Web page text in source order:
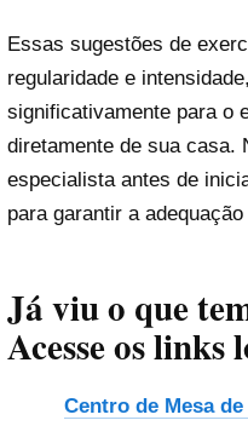
Essas sugestões de
regularidade e
significativamente para o
diretamente de sua casa.
especialista antes de
para garantir a
Já viu o que
Acesse os links
Centro de Mesa